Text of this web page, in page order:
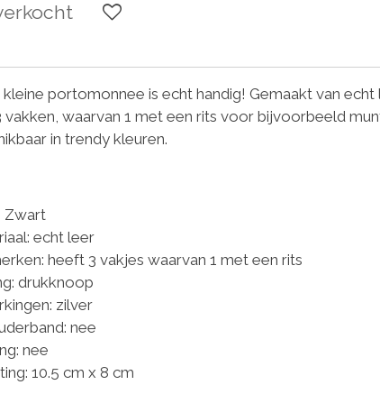
portomonnee is echt handig! Gemaakt van echt
vakken, waarvan 1 met een rits voor bijvoorbeeld
in trendy kleuren.
Zwart
echt leer
heeft 3 vakjes waarvan 1 met een rits
drukknoop
zilver
nee
nee
10.5 cm x 8 cm